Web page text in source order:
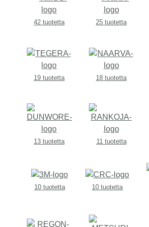
42 tuotetta 25 tuotetta
19 tuotetta 18 tuotetta
13 tuotetta 11 tuotetta
10 tuotetta
10 tuotetta